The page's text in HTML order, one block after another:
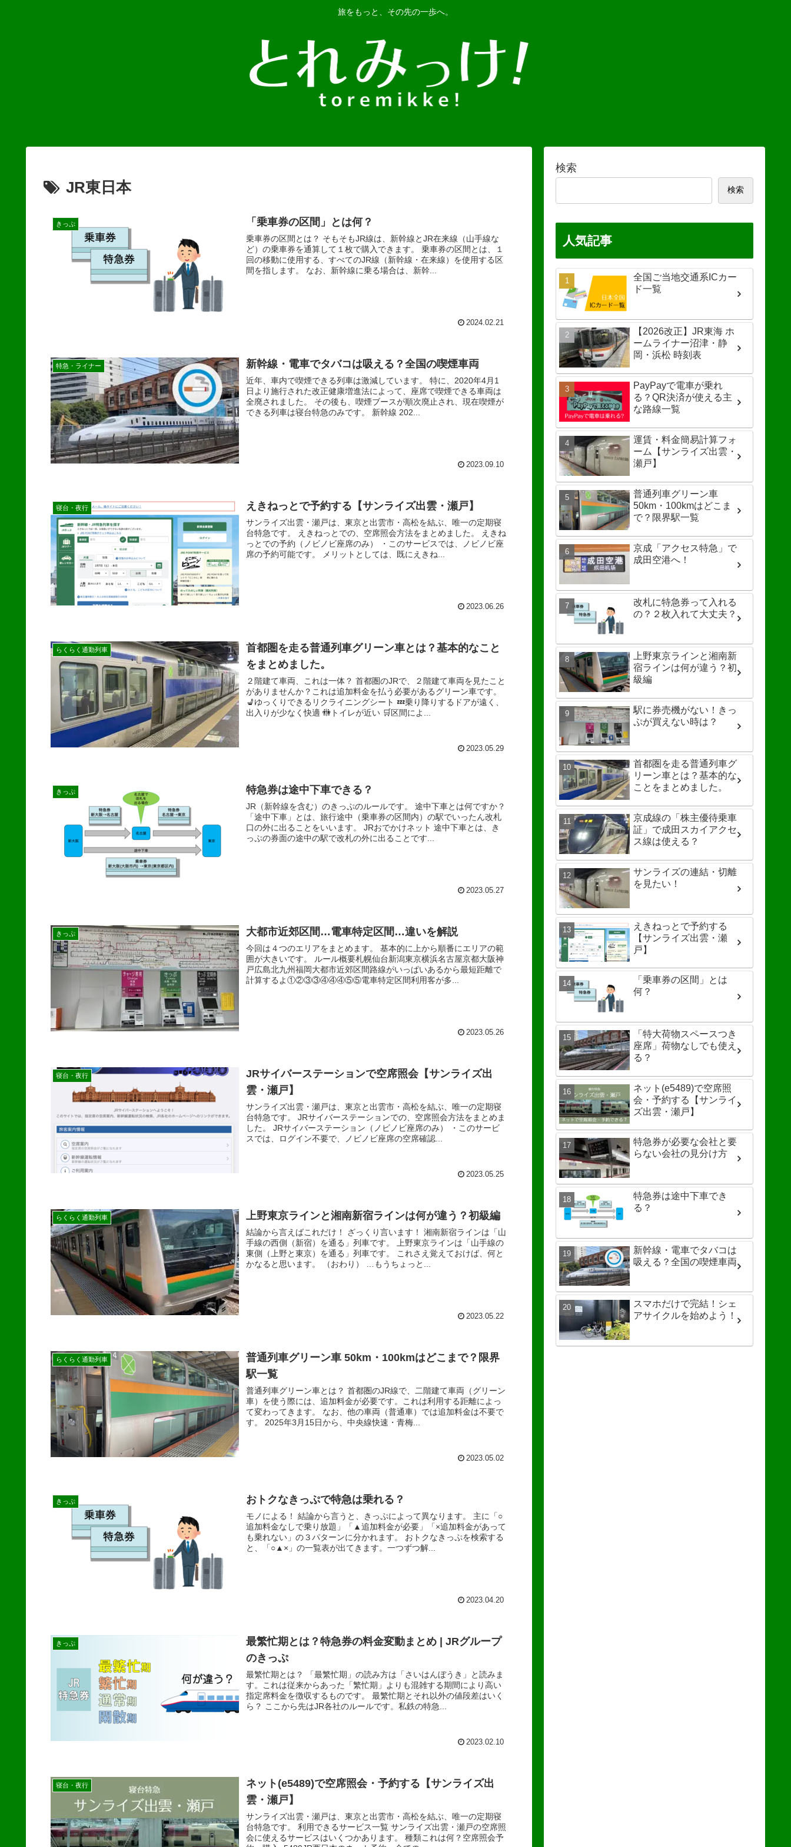
旅をもっと、その先の一歩へ。
JR東日本
きっぷ 「乗車券の区間」とは何？
乗車券の区間とは？ そもそもJR線は、新幹線とJR在来線（山手線な
ど）の乗車券を通算して１枚で購入できます。 乗車券の区間とは、１
回の移動に使用する、すべてのJR線（新幹線・在来線）を使用する区
間を指します。 なお、新幹線に乗る場合は、新幹...
2024.02.21
特急・ライナー 新幹線・電車でタバコは吸える？全国の喫煙車両
近年、車内で喫煙できる列車は激減しています。 特に、2020年4月1
日より施行された改正健康増進法によって、座席で喫煙できる車両は
全廃されました。 その後も、喫煙ブースが順次廃止され、現在喫煙が
できる列車は寝台特急のみです。 新幹線 202...
2023.09.10
寝台・夜行 えきねっとで予約する【サンライズ出雲・瀬戸】
サンライズ出雲・瀬戸は、東京と出雲市・高松を結ぶ、唯一の定期寝
台特急です。 えきねっとでの、空席照会方法をまとめました。 えきね
っとでの予約（ノビノビ座席のみ） ・このサービスでは、ノビノビ座
席の予約可能です。 メリットとしては、既にえきね...
2023.06.26
らくらく通勤列車
首都圏を走る普通列車グリーン車とは？基本的なこと
をまとめました。
２階建て車両、これは一体？ 首都圏のJRで、２階建て車両を見たこと
がありませんか？これは追加料金を払う必要があるグリーン車です。
💺ゆっくりできるリクライニングシート 💤乗り降りするドアが遠く、
出入りが少なく快適 🚻トイレが近い 🛒区間によ...
2023.05.29
きっぷ 特急券は途中下車できる？
JR（新幹線を含む）のきっぷのルールです。 途中下車とは何ですか？
「途中下車」とは、旅行途中（乗車券の区間内）の駅でいったん改札
口の外に出ることをいいます。 JRおでかけネット 途中下車とは、き
っぷの券面の途中の駅で改札の外に出ることです...
2023.05.27
きっぷ 大都市近郊区間…電車特定区間…違いを解説
今回は４つのエリアをまとめます。 基本的に上から順番にエリアの範
囲が大きいです。 ルール概要札幌仙台新潟東京横浜名古屋京都大阪神
戸広島北九州福岡大都市近郊区間路線がいっぱいあるから最短距離で
計算するよ①②③③④④④⑤⑤電車特定区間利用客が多...
2023.05.26
寝台・夜行
JRサイバーステーションで空席照会【サンライズ出
雲・瀬戸】
サンライズ出雲・瀬戸は、東京と出雲市・高松を結ぶ、唯一の定期寝
台特急です。 JRサイバーステーションでの、空席照会方法をまとめま
した。 JRサイバーステーション（ノビノビ座席のみ） ・このサービ
スでは、ログイン不要で、ノビノビ座席の空席確認...
2023.05.25
らくらく通勤列車 上野東京ラインと湘南新宿ラインは何が違う？初級編
結論から言えばこれだけ！ ざっくり言います！ 湘南新宿ラインは「山
手線の西側（新宿）を通る」列車です。 上野東京ラインは「山手線の
東側（上野と東京）を通る」列車です。 これさえ覚えておけば、何と
かなると思います。 （おわり） …もうちょっと...
2023.05.22
らくらく通勤列車
普通列車グリーン車 50km・100kmはどこまで？限界
駅一覧
普通列車グリーン車とは？ 首都圏のJR線で、二階建て車両（グリーン
車）を使う際には、追加料金が必要です。これは利用する距離によっ
て変わってきます。 なお、他の車両（普通車）では追加料金は不要で
す。 2025年3月15日から、中央線快速・青梅...
2023.05.02
きっぷ おトクなきっぷで特急は乗れる？
モノによる！ 結論から言うと、きっぷによって異なります。 主に「○
追加料金なしで乗り放題」「▲追加料金が必要」「×追加料金があって
も乗れない」の３パターンに分かれます。 おトクなきっぷを検索する
と、「○▲×」の一覧表が出てきます。一つずつ解...
2023.04.20
きっぷ
最繁忙期とは？特急券の料金変動まとめ | JRグループ
のきっぷ
最繁忙期とは？ 「最繁忙期」の読み方は「さいはんぼうき」と読みま
す。これは従来からあった「繁忙期」よりも混雑する期間により高い
指定席料金を徴収するものです。 最繁忙期とそれ以外の値段差はいく
ら？ ここから先はJR各社のルールです。私鉄の特急...
2023.02.10
寝台・夜行
ネット(e5489)で空席照会・予約する【サンライズ出
雲・瀬戸】
サンライズ出雲・瀬戸は、東京と出雲市・高松を結ぶ、唯一の定期寝
台特急です。 利用できるサービス一覧 サンライズ出雲・瀬戸の空席照
会に使えるサービスはいくつかあります。 種類これは何？空席照会予
検索
検索
人気記事
全国ご当地交通系ICカー
ド一覧
【2026改正】JR東海 ホ
ームライナー沼津・静
岡・浜松 時刻表
PayPayで電車が乗れ
る？QR決済が使える主
な路線一覧
運賃・料金簡易計算フォ
ーム【サンライズ出雲・
瀬戸】
普通列車グリーン車
50km・100kmはどこま
で？限界駅一覧
京成「アクセス特急」で
成田空港へ！
改札に特急券って入れる
の？２枚入れて大丈夫？
上野東京ラインと湘南新
宿ラインは何が違う？初
級編
駅に券売機がない！きっ
ぷが買えない時は？
首都圏を走る普通列車グ
リーン車とは？基本的な
ことをまとめました。
京成線の「株主優待乗車
証」で成田スカイアクセ
ス線は使える？
サンライズの連結・切離
を見たい！
えきねっとで予約する
【サンライズ出雲・瀬
戸】
「乗車券の区間」とは
何？
「特大荷物スペースつき
座席」荷物なしでも使え
る？
ネット(e5489)で空席照
会・予約する【サンライ
ズ出雲・瀬戸】
特急券が必要な会社と要
らない会社の見分け方
特急券は途中下車でき
る？
新幹線・電車でタバコは
吸える？全国の喫煙車両
スマホだけで完結！シェ
アサイクルを始めよう！